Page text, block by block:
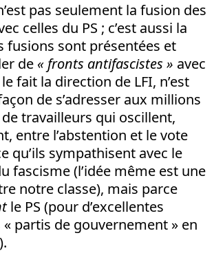
pas seulement la fusion des
celles du PS ; c’est aussi la
fusions sont présentées et
de « fronts antifascistes » avec
fait la direction de LFI, n’est
de s’adresser aux millions
travailleurs qui oscillent,
entre l’abstention et le vote
qu’ils sympathisent avec le
fascisme (l’idée même est une
notre classe), mais parce
le PS (pour d’excellentes
partis de gouvernement » en
).